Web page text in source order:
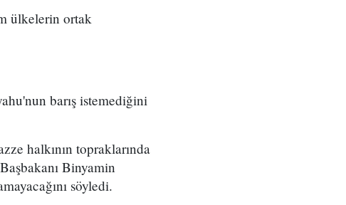
ülkelerin ortak
barış istemediğini
halkının topraklarında
Binyamin
söyledi.